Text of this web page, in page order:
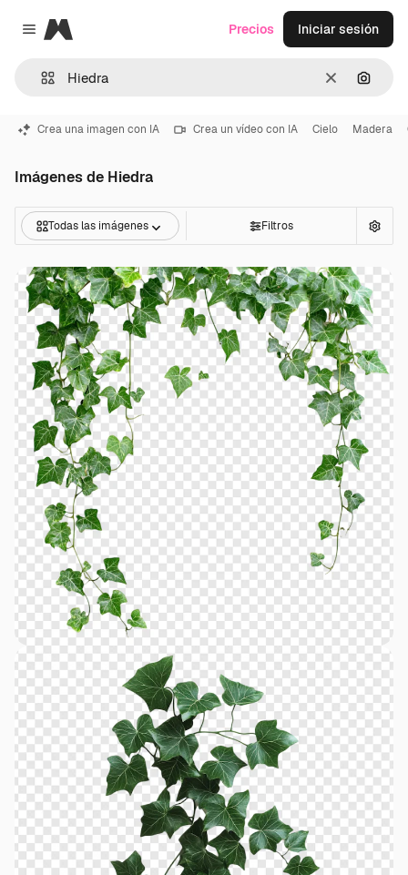
Close menu
Magnific
Borrar
Precios Iniciar sesión
Crea una imagen con IA Crea un vídeo con IA Cielo Madera
Imágenes de Hiedra
Todas las imágenes Filtros